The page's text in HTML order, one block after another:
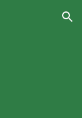
Skip to navigation